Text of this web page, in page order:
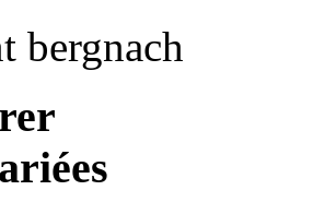
bergnach